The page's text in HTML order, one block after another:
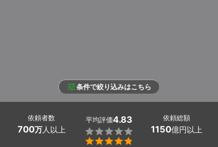
条件で絞り込みはこちら
依頼者数
700万人以上
平均評価4.83


依頼総額
1150億円以上